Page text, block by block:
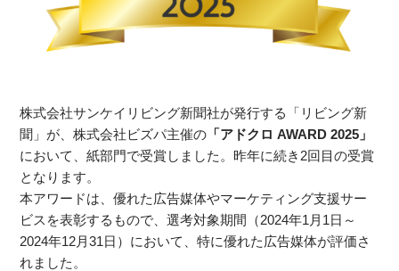
株式会社サンケイリビング新聞社が発行する「リビング新
聞」が、株式会社ビズパ主催の 「アドクロ AWARD 2025」
において、紙部門で受賞しました。昨年に続き2回目の受賞
となります。
本アワードは、優れた広告媒体やマーケティング支援サー
ビスを表彰するもので、選考対象期間（2024年1月1日～
2024年12月31日）において、特に優れた広告媒体が評価さ
れました。